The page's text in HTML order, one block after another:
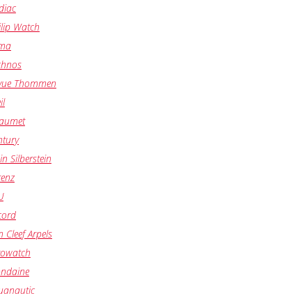
Watch
Thommen
Silberstein
Cleef Arpels